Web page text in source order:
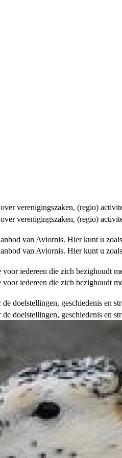
verenigingszaken, (regio)
verenigingszaken, (regio)
van Aviornis. Hier kunt u
van Aviornis. Hier kunt u
iedereen die zich bezighoudt
iedereen die zich bezighoudt
doelstellingen, geschiedenis en
doelstellingen, geschiedenis en